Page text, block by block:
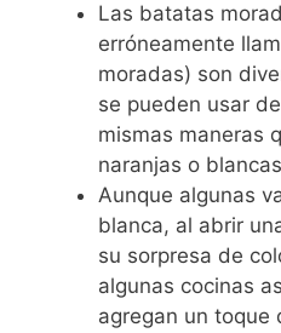
Las batatas
erróneamente
moradas) son
se pueden usar
mismas maneras
naranjas o
Aunque algunas
blanca, al abrir
su sorpresa de
algunas cocinas
agregan un toque